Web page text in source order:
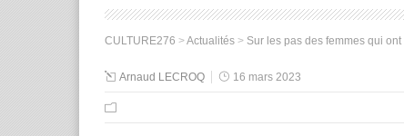
CULTURE276 >Actualités > Sur les pas des femmes qui
Arnaud LECROQ 16 mars 2023